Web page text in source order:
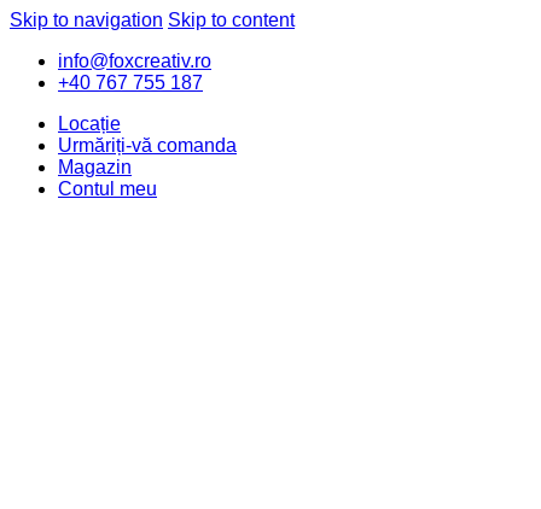
Skip to navigation Skip to content
info@foxcreativ.ro
+40 767 755 187
Locație
Urmăriți-vă comanda
Magazin
Contul meu